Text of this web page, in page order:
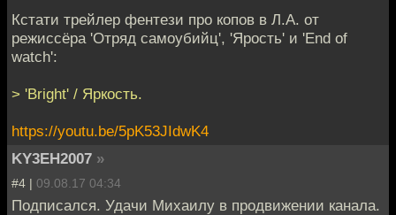
Кстати трейлер фентези про копов в Л.А. от
режиссёра 'Отряд самоубийц', 'Ярость' и 'End of
watch':
> 'Bright' / Яркость.
https://youtu.be/5pK53JIdwK4
KY3EH2007 »
#4 | 09.08.17 04:34
Подписался. Удачи Михаилу в продвижении канала.